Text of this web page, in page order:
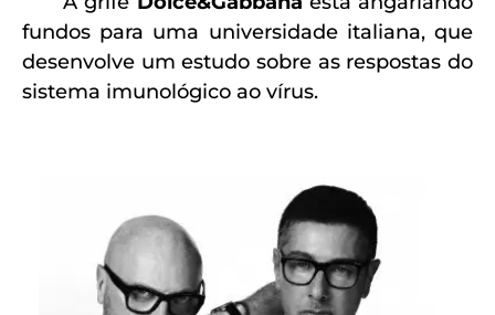
fundos para uma universidade italiana, que
desenvolve um estudo sobre as respostas do
sistema imunológico ao vírus.